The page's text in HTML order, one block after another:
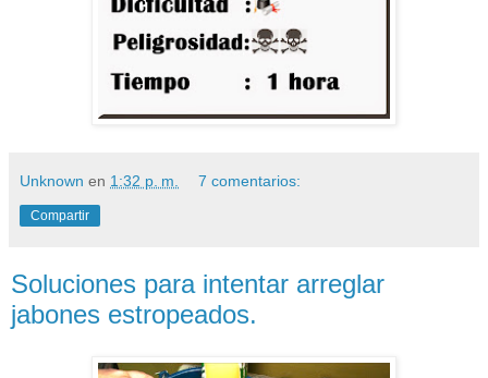
Unknown en 1:32 p. m. 7 comentarios:
Compartir
Soluciones para intentar arreglar
jabones estropeados.